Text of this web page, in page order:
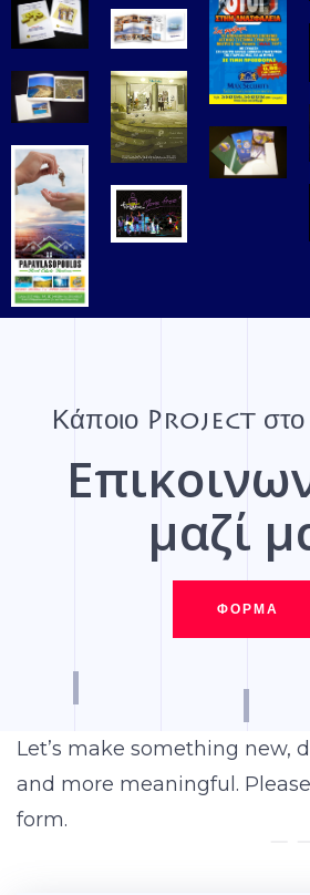
Κάποιο Project στο
μαζί
ΦΌΡΜΑ
Let’s make something new,
and more meaningful.
form.